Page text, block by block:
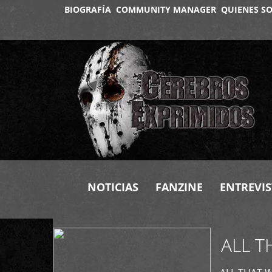
BIOGRAFÍA COMMUNITY MANAGER QUIENES
NOTICIAS FANZINE
+
ALL